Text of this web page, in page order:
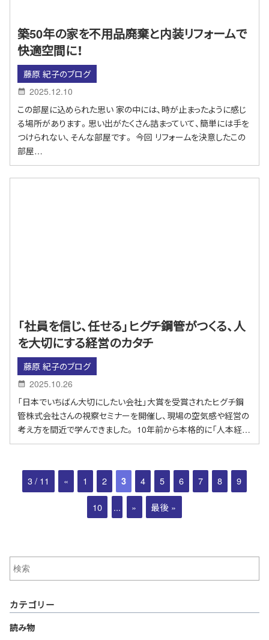
築50年の家を不用品廃棄と内装リフォームで
快適空間に！
藤原 紀子のブログ
2025.12.10
この部屋に込められた思い 家の中には、時が止まったように感じ
る場所があります。思い出がたくさん詰まっていて、簡単には手を
つけられない、そんな部屋です。 今回 リフォームを決意したこの
部屋…
「社員を信じ、任せる」ヒグチ鋼管がつくる、人
を大切にする経営のカタチ
藤原 紀子のブログ
2025.10.26
「日本でいちばん大切にしたい会社」大賞を受賞されたヒグチ鋼
管株式会社さんの視察セミナーを開催し、現場の空気感や経営の
考え方を間近で学んできました。 10年前から本格的に「人本経…
3 / 11 « 1 2 3 4 5 6 7 8 9
10 ... » 最後 »
カテゴリー
読み物